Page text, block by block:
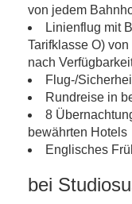
von jedem
Linienflug mit
Tarifklasse O)
nach
Flug-/
Rundreise in
8
bewährten Hotels
Englisches
bei